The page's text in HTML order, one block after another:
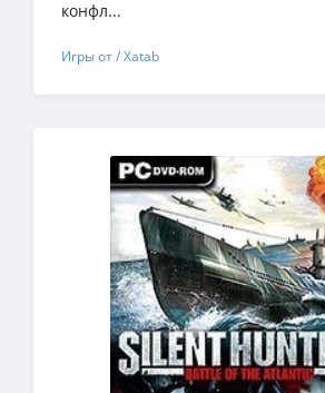
конфл...
Игры от / Xatab